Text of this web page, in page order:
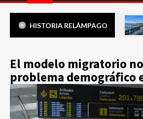
HISTORIA RELÁMPAGO
El modelo migratorio
problema demográfico